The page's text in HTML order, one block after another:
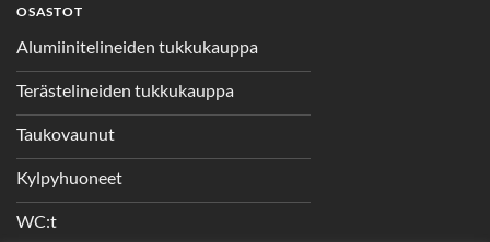
OSASTOT
Alumiinitelineiden tukkukauppa
Terästelineiden tukkukauppa
Taukovaunut
Kylpyhuoneet
WC:t